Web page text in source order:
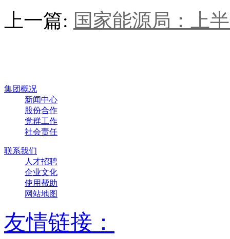
上一篇: 国家能源局：上
集团概况
新闻中心
股份合作
党群工作
社会责任
联系我们
人才招聘
企业文化
使用帮助
网站地图
友情链接：